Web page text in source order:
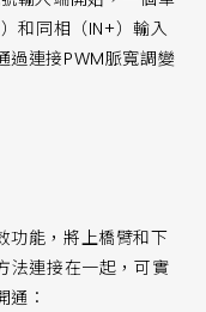
和同相（IN+）輸入
過連接PWM脈寬調變
功能，將上橋臂和下
法連接在一起，可實
：